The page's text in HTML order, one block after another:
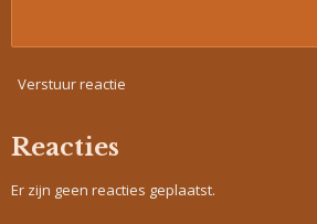
Verstuur reactie
Reacties
Er zijn geen reacties geplaatst.